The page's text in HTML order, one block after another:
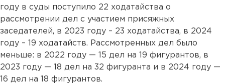
году в суды поступило 22 ходатайства о
рассмотрении дел с участием присяжных
заседателей, в 2023 году – 23 ходатайства, в 2024
году – 19 ходатайств. Рассмотренных дел было
меньше: в 2022 году — 15 дел на 19 фигурантов, в
2023 году — 18 дел на 32 фигуранта и в 2024 году —
16 дел на 18 фигурантов.